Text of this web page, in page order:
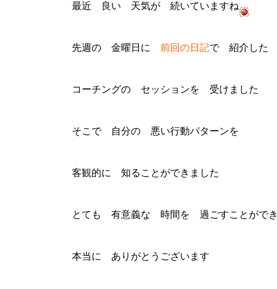
最近 良い 天気が 続いていますね
先週の 金曜日に 前回の日記で 紹介した
コーチングの セッションを 受けました
そこで 自分の 悪い行動パターンを
客観的に 知ることができました
とても 有意義な 時間を 過ごすことができ
本当に ありがとうございます